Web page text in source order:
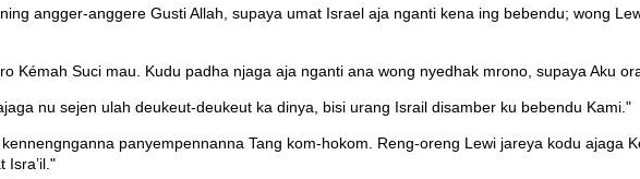
angger-anggere Gusti Allah, supaya umat Israel aja nganti kena ing bebendu; wong
Kémah Suci mau. Kudu padha njaga aja nganti ana wong nyedhak mrono, supaya Aku
nu sejen ulah deukeut-deukeut ka dinya, bisi urang Israil disamber ku bebendu Kami."
panyempennanna Tang kom-hokom. Reng-oreng Lewi jareya kodu ajaga
Isra’il."